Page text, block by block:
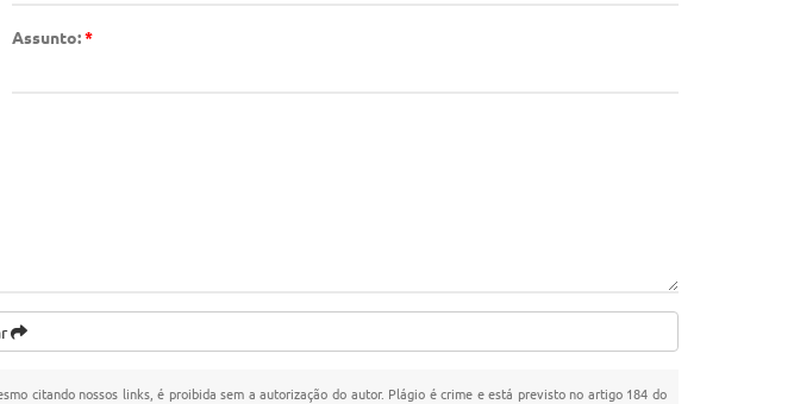
Assunto:*
citando nossos links, é proibida sem a autorização do autor. Plágio é crime e está previsto no artigo 184 do